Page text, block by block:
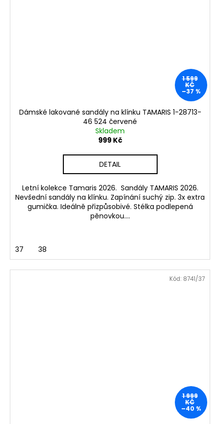
1 599
KČ
–37 %
Dámské lakované sandály na klínku TAMARIS 1-28713-
46 524 červené
Skladem
999 Kč
DETAIL
Letní kolekce Tamaris 2026. Sandály TAMARIS 2026.
Nevšední sandály na klínku. Zapínání suchý zip. 3x extra
gumička. Ideálně přizpůsobivé. Stélka podlepená
pěnovkou....
37 38
1 999
KČ
–40 %
Kód: 8741/37